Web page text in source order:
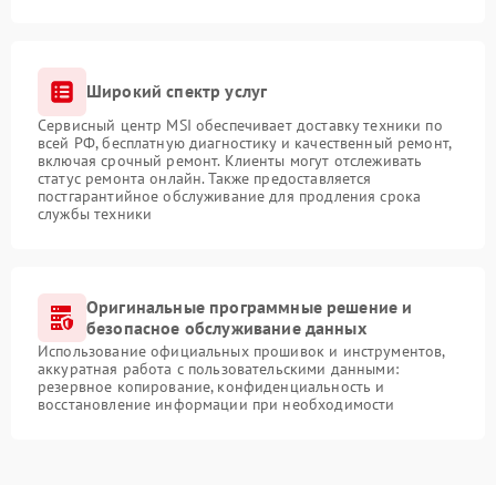
Широкий спектр услуг
Сервисный центр MSI обеспечивает доставку техники по
всей РФ, бесплатную диагностику и качественный ремонт,
включая срочный ремонт. Клиенты могут отслеживать
статус ремонта онлайн. Также предоставляется
постгарантийное обслуживание для продления срока
службы техники
Оригинальные программные решение и
безопасное обслуживание данных
Использование официальных прошивок и инструментов,
аккуратная работа с пользовательскими данными:
резервное копирование, конфиденциальность и
восстановление информации при необходимости